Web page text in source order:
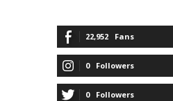
22,952 Fans
0 Followers
0 Followers